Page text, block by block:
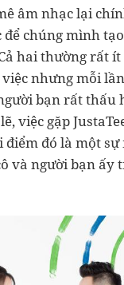
âm nhạc lại
để chúng mình
hai thường rất
nhưng mỗi
bạn rất thấu
việc gặp
điểm đó là một
và người bạn ấy